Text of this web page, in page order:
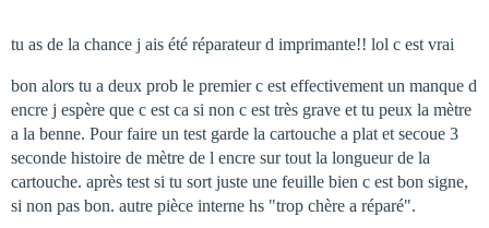
tu as de la chance j ais été réparateur d imprimante!! lol c est vrai
bon alors tu a deux prob le premier c est effectivement un manque d
encre j espère que c est ca si non c est très grave et tu peux la mètre
a la benne. Pour faire un test garde la cartouche a plat et secoue 3
seconde histoire de mètre de l encre sur tout la longueur de la
cartouche. après test si tu sort juste une feuille bien c est bon signe,
si non pas bon. autre pièce interne hs "trop chère a réparé".